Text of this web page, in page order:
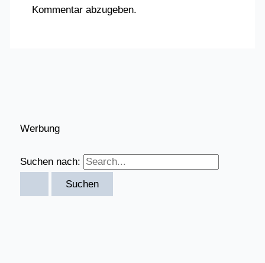
Kommentar abzugeben.
Werbung
Suchen nach: